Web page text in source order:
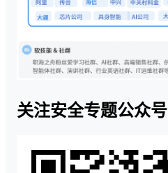
关注安全专题公众号